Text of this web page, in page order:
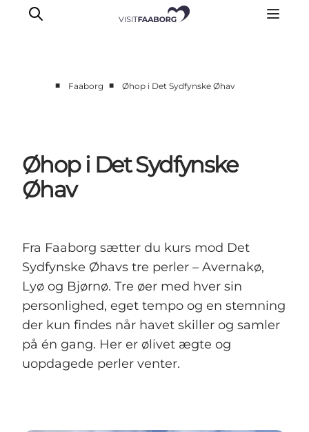
Oplevelser
Øhop
Outdoor
■ Faaborg ■ Øhop i Det Sydfynske Øhav
Øhop i Det Sydfynske
Øhav
Fra Faaborg sætter du kurs mod Det
Sydfynske Øhavs tre perler – Avernakø,
Lyø og Bjørnø. Tre øer med hver sin
personlighed, eget tempo og en stemning
der kun findes når havet skiller og samler
på én gang. Her er ølivet ægte og
uopdagede perler venter.